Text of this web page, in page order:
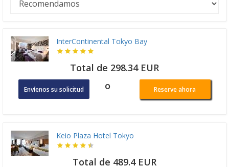
InterContinental Tokyo Bay
Total de 298.34 EUR
Envíenos su solicitud o Reserve ahora
Keio Plaza Hotel Tokyo
Total de 489.4 EUR